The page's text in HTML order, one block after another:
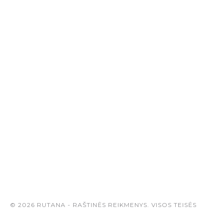
© 2026 RUTANA - RAŠTINĖS REIKMENYS. VISOS TEISĖS